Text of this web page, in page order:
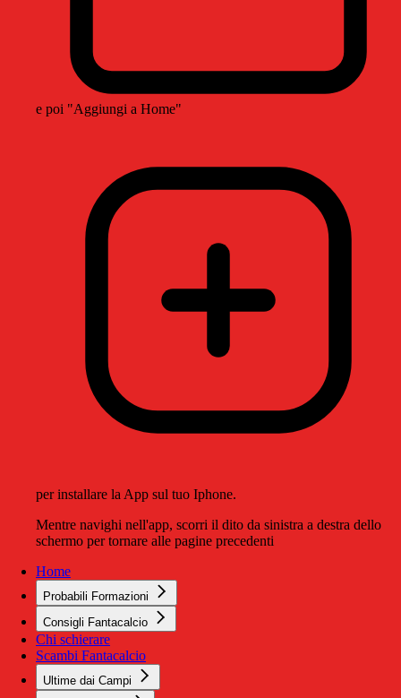
e poi "Aggiungi a Home"
per installare la App sul tuo Iphone.
Mentre navighi nell'app, scorri il dito da sinistra a destra dello
schermo per tornare alle pagine precedenti
Home
Probabili Formazioni
Consigli Fantacalcio
Chi schierare
Scambi Fantacalcio
Ultime dai Campi